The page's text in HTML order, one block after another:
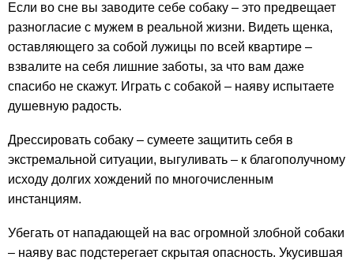
Если во сне вы заводите себе собаку – это предвещает
разногласие с мужем в реальной жизни. Видеть щенка,
оставляющего за собой лужицы по всей квартире –
взвалите на себя лишние заботы, за что вам даже
спасибо не скажут. Играть с собакой – наяву испытаете
душевную радость.
Дрессировать собаку – сумеете защитить себя в
экстремальной ситуации, выгуливать – к благополучному
исходу долгих хождений по многочисленным
инстанциям.
Убегать от нападающей на вас огромной злобной собаки
– наяву вас подстерегает скрытая опасность. Укусившая